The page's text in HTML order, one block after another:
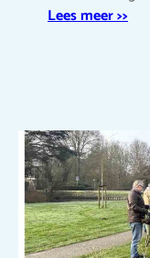
Lees meer >>